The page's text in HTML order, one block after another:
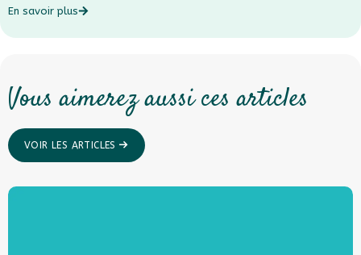
En savoir plus
Vous aimerez aussi ces articles
VOIR LES ARTICLES